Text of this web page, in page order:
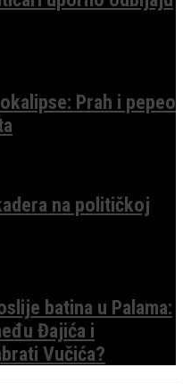
Prah i pepeo
na političkoj
batina u Palama:
Đajića i
Vučića?